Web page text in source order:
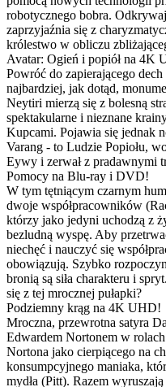
robotycznego bobra.
zaprzyjaźnia się z
królestwo w obliczu
Avatar: Ogień i popiół na
Powróć do zapierającego
najbardziej, jak dotąd,
Neytiri mierzą się z bolesną
spektakularne i nieznane
Kupcami. Pojawia się jednak
Varang - to Ludzie Popiołu,
Eywy i zerwał z pradawnymi
Pomocy na Blu-ray i DVD!
W tym tętniącym czarnym
dwoje współpracowników
którzy jako jedyni uchodzą z
bezludną wyspę. Aby
niechęć i nauczyć się
obowiązują. Szybko
bronią są siła charakteru i
się z tej mrocznej pułapki?
Podziemny krąg na 4K UHD!
Mroczna, przewrotna satyra
Edwardem Nortonem w
Nortona jako cierpiącego na
konsumpcyjnego maniaka,
mydła (Pitt). Razem